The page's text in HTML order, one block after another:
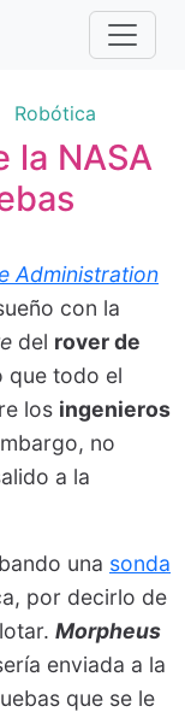
Robótica
la NASA
Administration
con la
del rover de
que todo el
los ingenieros
no
a la
una sonda
por decirlo de
Morpheus
enviada a la
que se le